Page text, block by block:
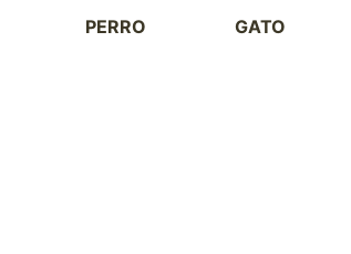
PERRO GATO